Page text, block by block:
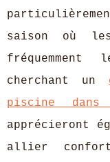
saison où les
cherchant un
piscine
apprécieront
allier